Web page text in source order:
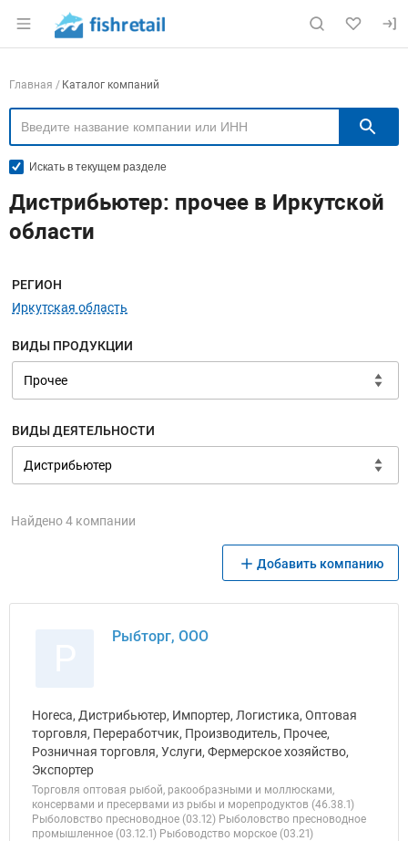
Раздел навигации по сайту fishretail.ru
Навигация по компаниям
Главная Каталог компаний
Искать в текущем разделе
Дистрибьютер: прочее в Иркутской
области
Меню навигации
РЕГИОН
Иркутская область
ВИДЫ ПРОДУКЦИИ
ВИДЫ ДЕЯТЕЛЬНОСТИ
Найдено 4 компании
Добавить компанию
Рыбторг, ООО
Horeca, Дистрибьютер, Импортер, Логистика, Оптовая
торговля, Переработчик, Производитель, Прочее,
Розничная торговля, Услуги, Фермерское хозяйство,
Экспортер
Торговля оптовая рыбой, ракообразными и моллюсками,
консервами и пресервами из рыбы и морепродуктов (46.38.1)
Рыболовство пресноводное (03.12) Рыболовство пресноводное
промышленное (03.12.1) Рыбоводство морское (03.21)